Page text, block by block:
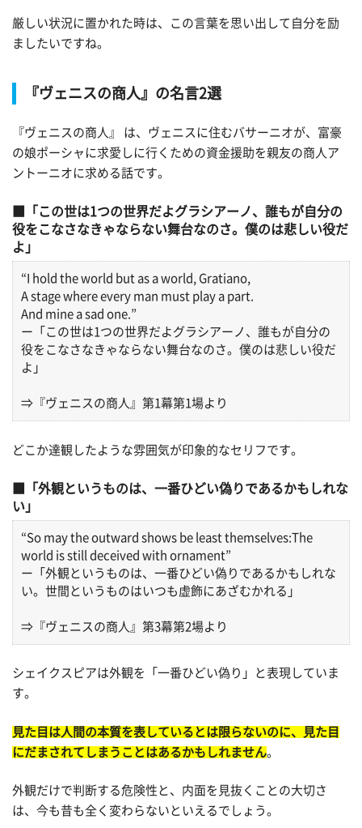
厳しい状況に置かれた時は、この言葉を思い出して自分を励
ましたいですね。
『ヴェニスの商人』の名言2選
『ヴェニスの商人』 は、ヴェニスに住むバサーニオが、富豪
の娘ポーシャに求愛しに行くための資金援助を親友の商人ア
ントーニオに求める話です。
「この世は1つの世界だよグラシアーノ、誰もが自分の
役をこなさなきゃならない舞台なのさ。僕のは悲しい役だ
よ」
“I hold the world but as a world, Gratiano,
A stage where every man must play a part.
And mine a sad one.”
ー「この世は1つの世界だよグラシアーノ、誰もが自分の
役をこなさなきゃならない舞台なのさ。僕のは悲しい役だ
よ」
⇒『ヴェニスの商人』第1幕第1場より
どこか達観したような雰囲気が印象的なセリフです。
「外観というものは、一番ひどい偽りであるかもしれな
い」
“So may the outward shows be least themselves:The
world is still deceived with ornament”
ー「外観というものは、一番ひどい偽りであるかもしれな
い。世間というものはいつも虚飾にあざむかれる」
⇒『ヴェニスの商人』第3幕第2場より
シェイクスピアは外観を「一番ひどい偽り」と表現していま
す。
見た目は人間の本質を表しているとは限らないのに、見た目
にだまされてしまうことはあるかもしれません。
外観だけで判断する危険性と、内面を見抜くことの大切さ
は、今も昔も全く変わらないといえるでしょう。